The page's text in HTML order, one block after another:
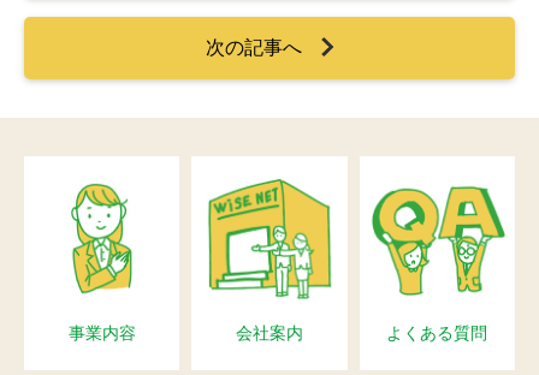
次の記事へ
事業内容 会社案内 よくある質問